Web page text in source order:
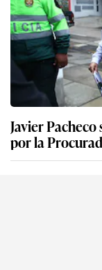
Javier
por la